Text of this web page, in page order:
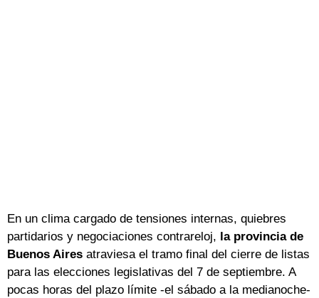
En un clima cargado de tensiones internas, quiebres
partidarios y negociaciones contrareloj, la provincia de
Buenos Aires atraviesa el tramo final del cierre de listas
para las elecciones legislativas del 7 de septiembre. A
pocas horas del plazo límite -el sábado a la medianoche-